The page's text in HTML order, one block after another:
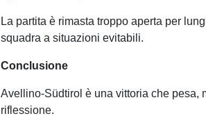
La partita è rimasta troppo aperta per
squadra a situazioni evitabili.
Conclusione
Avellino-Südtirol è una vittoria che pesa,
riflessione.